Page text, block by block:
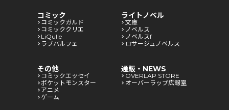
コミック
コミックガルド
コミッククリエ
LiQulle
ラブパルフェ
ライトノベル
文庫
ノベルス
ノベルスf
ロサージュノベルス
その他
コミックエッセイ
ポケットモンスター
アニメ
ゲーム
通販・NEWS
OVERLAP STORE
オーバーラップ広報室